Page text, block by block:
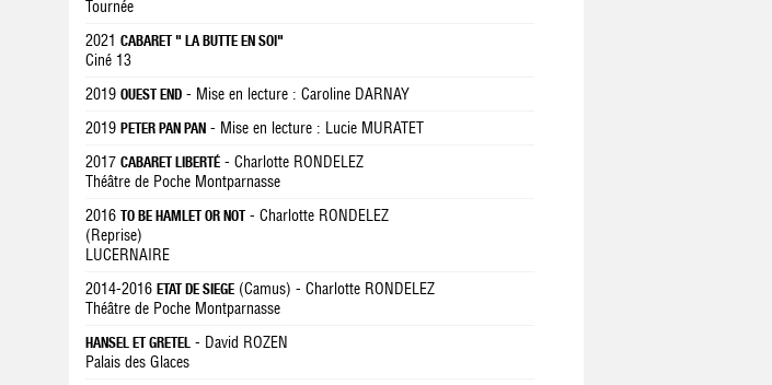
Tournée
2021 CABARET " LA BUTTE EN SOI"
Ciné 13
2019 OUEST END - Mise en lecture : Caroline DARNAY
2019 PETER PAN PAN - Mise en lecture : Lucie MURATET
2017 CABARET LIBERTÉ - Charlotte RONDELEZ
Théâtre de Poche Montparnasse
2016 TO BE HAMLET OR NOT - Charlotte RONDELEZ
(Reprise)
LUCERNAIRE
2014-2016 ETAT DE SIEGE (Camus) - Charlotte RONDELEZ
Théâtre de Poche Montparnasse
HANSEL ET GRETEL - David ROZEN
Palais des Glaces